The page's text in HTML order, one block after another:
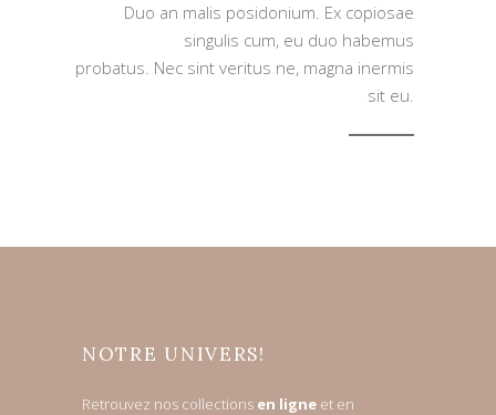
Duo an malis posidonium. Ex copiosae
singulis cum, eu duo habemus
probatus. Nec sint veritus ne, magna inermis
sit eu.
NOTRE UNIVERS!
Retrouvez nos collections en ligne et en